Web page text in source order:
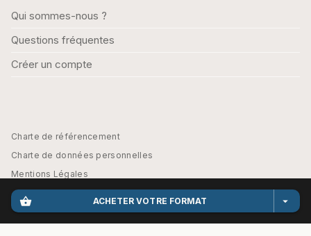
shopping_basket ACHETER VOTRE FORMAT arrow_drop_down
Qui sommes-nous ?
Questions fréquentes
Créer un compte
Charte de référencement
Charte de données personnelles
Mentions Légales
Engagement durable
CGU